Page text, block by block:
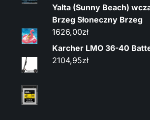
Yalta (Sunny Beach)
Brzeg Słoneczny Brzeg
1626,00zł
Karcher LMO 36-40
2104,95zł